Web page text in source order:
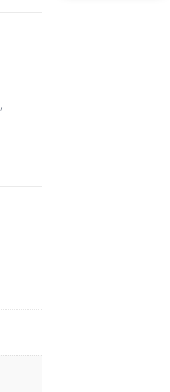
,